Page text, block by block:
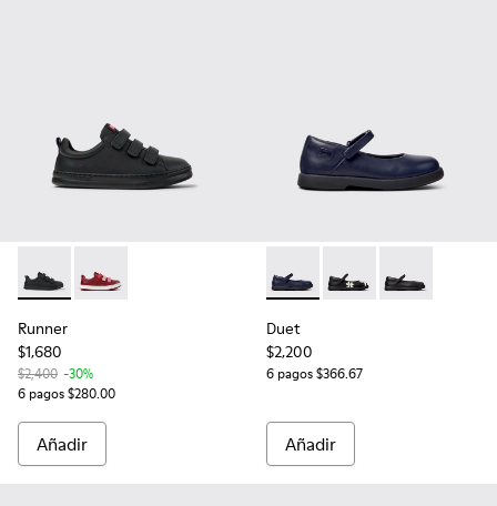
Runner - K800513-004 - Zapatillas negras de piel y textil
Runner - K800513-002 - Multicolor
Runner
$1,680
$2,400 -30%
6 pagos $280.00
Añadir
Duet - K800549-007 -
Duet - K800549-006
Duet -
Duet
$2,200
6 pagos $366.67
Añadir